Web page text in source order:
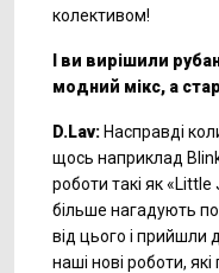
колективом!
І ви вирішили
модний мікс, а
D.Lav: Насправді
щось наприклад
роботи такі як
більше нагадують
від цього і прийшли
наші нові роботи,